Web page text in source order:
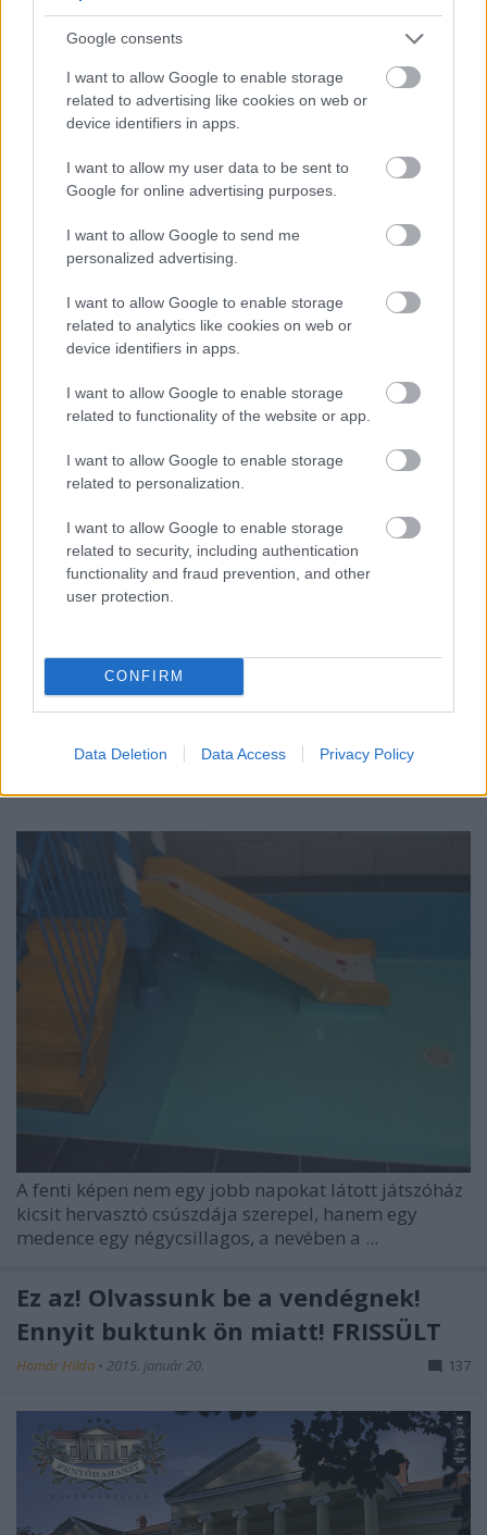
Google consents
I want to allow Google to enable storage
related to advertising like cookies on web or
device identifiers in apps.
I want to allow my user data to be sent to
Google for online advertising purposes.
I want to allow Google to send me
personalized advertising.
I want to allow Google to enable storage
related to analytics like cookies on web or
device identifiers in apps.
I want to allow Google to enable storage
related to functionality of the website or app.
I want to allow Google to enable storage
related to personalization.
I want to allow Google to enable storage
related to security, including authentication
functionality and fraud prevention, and other
user protection.
CONFIRM
Data Deletion Data Access Privacy Policy
Impozáns szálloda alagsori büdös kis lyukában
tölteni a téli nyaralást, miközben a spanok egy
puccos, balkonos szobában héderelnek? Nemcsak az
Így néz ki egy medence egy resort
spaban? / Frissült a poszt a hotel
levelével
A fenti képen nem egy jobb napokat látott játszóház
kicsit hervasztó csúszdája szerepel, hanem egy
medence egy négycsillagos, a nevében a ...
Ez az! Olvassunk be a vendégnek!
Ennyit buktunk ön miatt! FRISSÜLT
Homár Hilda • 2015. január 20. 137